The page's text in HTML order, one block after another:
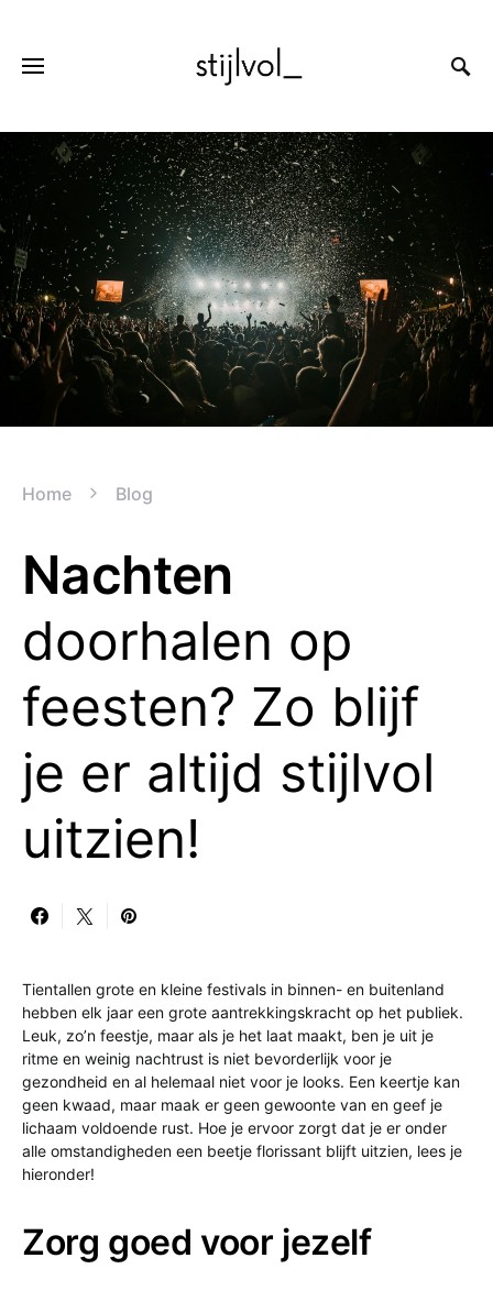
Home Blog
Nachten
doorhalen op
feesten? Zo blijf
je er altijd stijlvol
uitzien!
Tientallen grote en kleine festivals in binnen- en buitenland
hebben elk jaar een grote aantrekkingskracht op het publiek.
Leuk, zo’n feestje, maar als je het laat maakt, ben je uit je
ritme en weinig nachtrust is niet bevorderlijk voor je
gezondheid en al helemaal niet voor je looks. Een keertje kan
geen kwaad, maar maak er geen gewoonte van en geef je
lichaam voldoende rust. Hoe je ervoor zorgt dat je er onder
alle omstandigheden een beetje florissant blijft uitzien, lees je
hieronder!
Zorg goed voor jezelf